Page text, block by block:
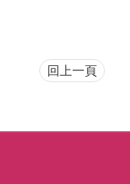
回上一頁